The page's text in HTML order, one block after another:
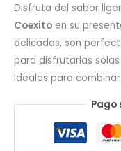
Disfruta del sabor
Coexito en su
delicadas, son
para disfrutarlas
Ideales para combinar